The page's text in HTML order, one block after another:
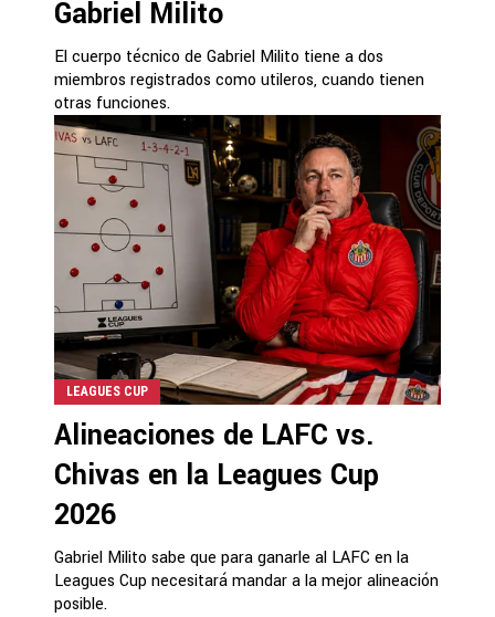
Gabriel Milito
El cuerpo técnico de Gabriel Milito tiene a dos
miembros registrados como utileros, cuando tienen
otras funciones.
LEAGUES CUP
Alineaciones de LAFC vs.
Chivas en la Leagues Cup
2026
Gabriel Milito sabe que para ganarle al LAFC en la
Leagues Cup necesitará mandar a la mejor alineación
posible.